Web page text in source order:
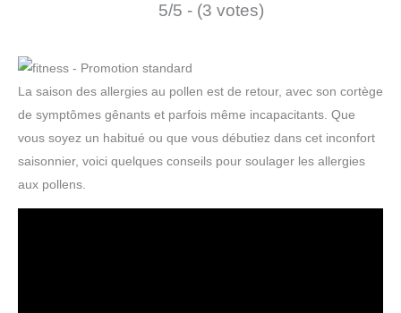
5/5 - (3 votes)
La saison des allergies au pollen est de retour, avec son cortège
de symptômes gênants et parfois même incapacitants. Que
vous soyez un habitué ou que vous débutiez dans cet inconfort
saisonnier, voici quelques conseils pour soulager les allergies
aux pollens.